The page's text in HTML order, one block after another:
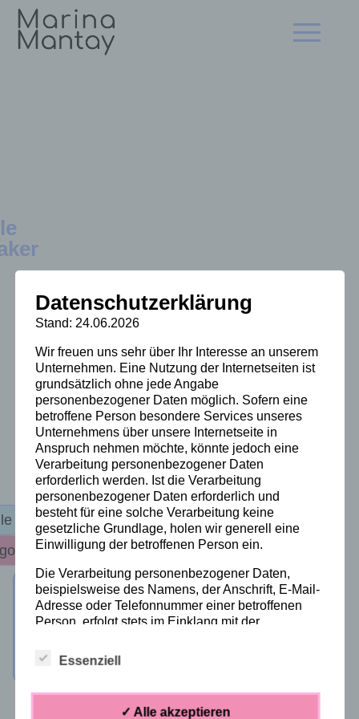
Zum
Inhalt
H
e
l
l
o
w
o
r
l
d!
Datenschutzerklärung
Stand: 24.06.2026
Wir freuen uns sehr über Ihr Interesse an unserem
Unternehmen. Eine Nutzung der Internetseiten ist
grundsätzlich ohne jede Angabe
personenbezogener Daten möglich. Sofern eine
betroffene Person besondere Services unseres
Unternehmens über unsere Internetseite in
Anspruch nehmen möchte, könnte jedoch eine
Verarbeitung personenbezogener Daten
erforderlich werden. Ist die Verarbeitung
personenbezogener Daten erforderlich und
besteht für eine solche Verarbeitung keine
gesetzliche Grundlage, holen wir generell eine
Einwilligung der betroffenen Person ein.
Die Verarbeitung personenbezogener Daten,
beispielsweise des Namens, der Anschrift, E-Mail-
Adresse oder Telefonnummer einer betroffenen
Person, erfolgt stets im Einklang mit der
Übereinstimmung mit den für uns geltenden
landesspezifischen Datenschutzbestimmungen.
Essenziell
✓ Alle akzeptieren